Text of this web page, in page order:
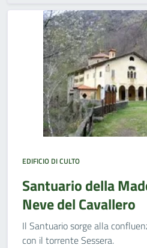
EDIFICIO DI CULTO
Santuario della
Neve del Cavallero
Il Santuario sorge alla
con il torrente Sessera.